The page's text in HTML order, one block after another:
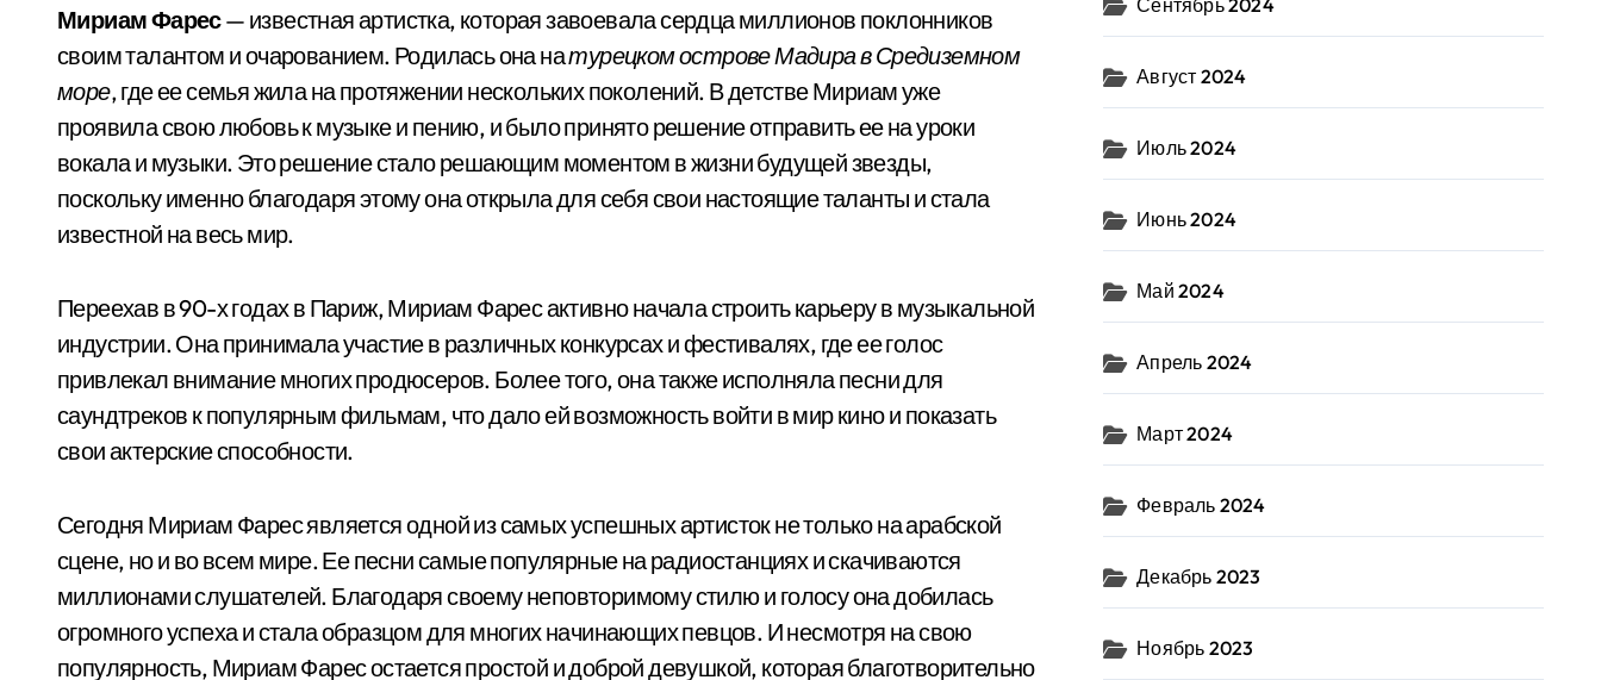
Мириам Фарес— известная артистка, которая завоевала сердца миллионов поклонников
своим талантом и очарованием. Родилась она натурецком острове Мадира в Средиземном
море, где ее семья жила на протяжении нескольких поколений. В детстве Мириам уже
проявила свою любовь к музыке и пению, и было принято решение отправить ее на уроки
вокала и музыки. Это решение стало решающим моментом в жизни будущей звезды,
поскольку именно благодаря этому она открыла для себя свои настоящие таланты и стала
известной на весь мир.
Переехав в 90-х годах в Париж, Мириам Фарес активно начала строить карьеру в музыкальной
индустрии. Она принимала участие в различных конкурсах и фестивалях, где ее голос
привлекал внимание многих продюсеров. Более того, она также исполняла песни для
саундтреков к популярным фильмам, что дало ей возможность войти в мир кино и показать
свои актерские способности.
Сегодня Мириам Фарес является одной из самых успешных артисток не только на арабской
сцене, но и во всем мире. Ее песни самые популярные на радиостанциях и скачиваются
миллионами слушателей. Благодаря своему неповторимому стилю и голосу она добилась
огромного успеха и стала образцом для многих начинающих певцов. И несмотря на свою
популярность, Мириам Фарес остается простой и доброй девушкой, которая благотворительно
Сентябрь 2024
Август 2024
Июль 2024
Июнь 2024
Май 2024
Апрель 2024
Март 2024
Февраль 2024
Декабрь 2023
Ноябрь 2023